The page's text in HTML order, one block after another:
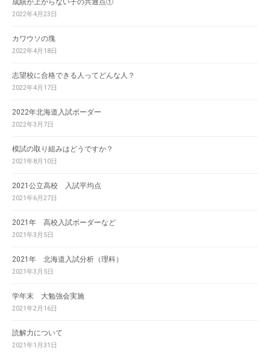
成績が上がらない子の共通点①
2022年4月23日
カワウソの塊
2022年4月18日
志望校に合格できる人ってどんな人？
2022年4月17日
2022年北海道入試ボーダー
2022年3月7日
模試の取り組みはどうですか？
2021年8月10日
2021公立高校 入試平均点
2021年6月27日
2021年 高校入試ボーダーなど
2021年3月5日
2021年 北海道入試分析（理科）
2021年3月5日
学年末 大勉強会実施
2021年2月16日
読解力について
2021年1月31日